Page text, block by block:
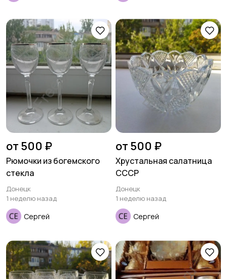
от 500 ₽
Рюмочки из богемского
стекла
Донецк
1 неделю назад
Сергей
от 500 ₽
Хрустальная салатница
СССР
Донецк
1 неделю назад
Сергей